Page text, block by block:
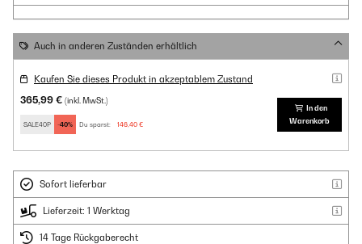
Auch in anderen Zuständen erhältlich
Kaufen Sie dieses Produkt in akzeptablem Zustand
365,99 € (inkl. MwSt.)
SALE40P -40% Du sparst: 146,40 €
In den
Warenkorb
Sofort lieferbar
Lieferzeit: 1 Werktag
14 Tage Rückgaberecht